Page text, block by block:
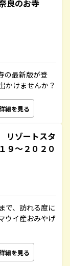
良のお寺
の最新版が登
かけませんか？
細を見る
ゾートスタ
～２０２０
で、訪れる度に
ウイ産おみやげ
細を見る